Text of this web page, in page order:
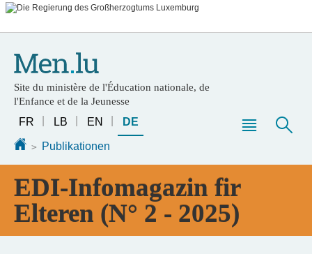
Zur
Zum
Site du ministère de l'Éducation nationale, de
l'Enfance et de la Jeunesse
Menü
Sprache
FR LB EN
DE
Startseite
Publikationen
EDI-Infomagazin fir
Elteren (N° 2 - 2025)